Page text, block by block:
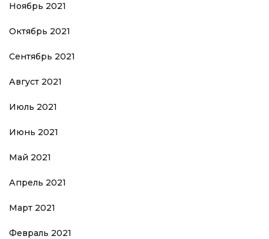
Ноябрь 2021
Октябрь 2021
Сентябрь 2021
Август 2021
Июль 2021
Июнь 2021
Май 2021
Апрель 2021
Март 2021
Февраль 2021